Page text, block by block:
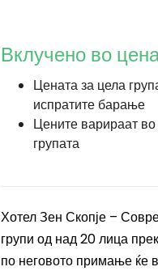
Вклучено во
Цената за цела
испратите барање
Цените варираат
групата
Хотел Зен Скопје –
групи од над 20 лица
по неговото примање ќе